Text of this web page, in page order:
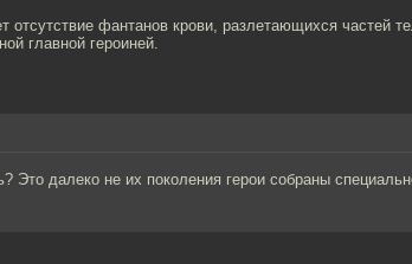
отсутствие фантанов крови, разлетающихся частей
главной героиней.
Это далеко не их поколения герои собраны